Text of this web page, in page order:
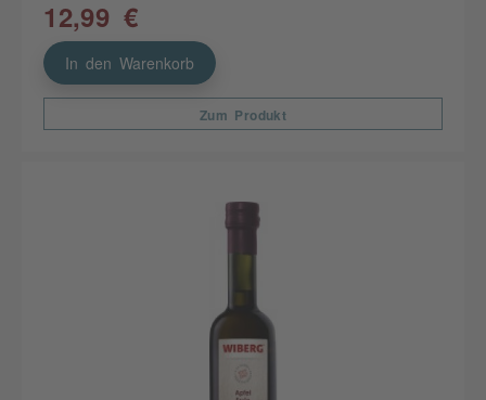
12,99 €
In den Warenkorb
Zum Produkt